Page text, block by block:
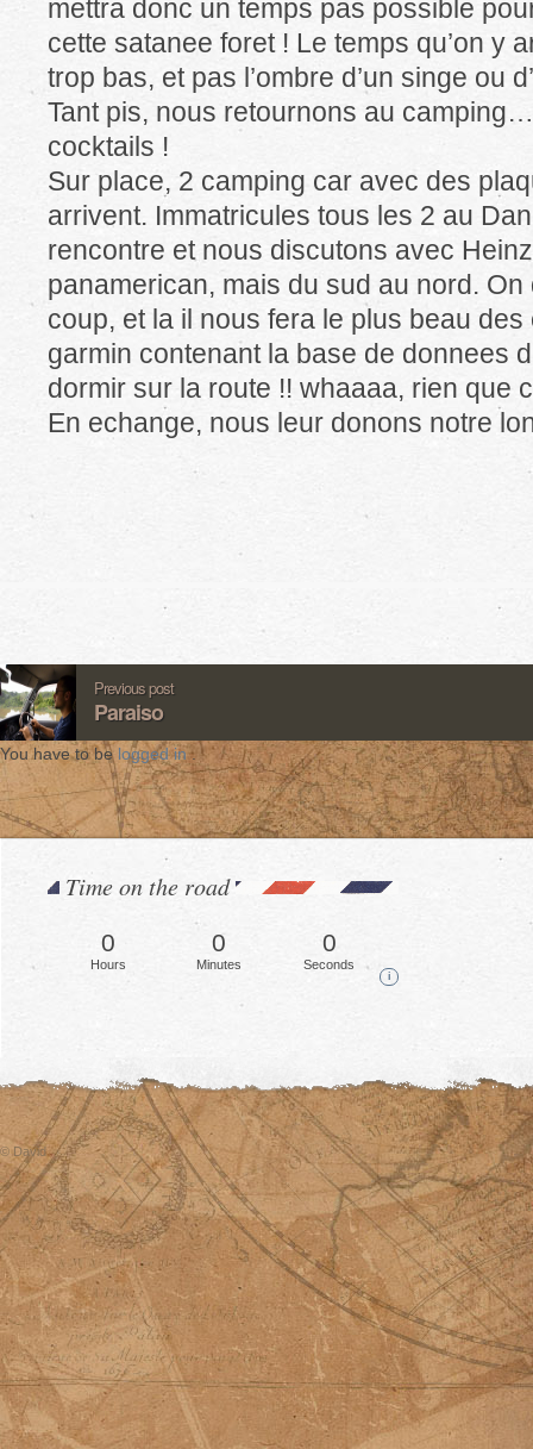
mettra donc un temps pas possible
cette satanee foret ! Le temps qu’on y
trop bas, et pas l’ombre d’un singe ou
Tant pis, nous retournons au
cocktails !
Sur place, 2 camping car avec des
arrivent. Immatricules tous les 2 au
rencontre et nous discutons avec
panamerican, mais du sud au nord.
coup, et la il nous fera le plus beau
garmin contenant la base de donnees
dormir sur la route !! whaaaa, rien que
En echange, nous leur donons notre
Previous post
Paraiso
You have to be logged in.
Time on the road
0
Hours
0
Minutes
0
Seconds
i
© David